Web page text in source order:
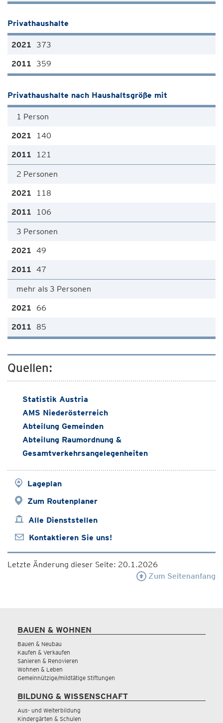
Privathaushalte
373
359
Privathaushalte nach Haushaltsgröße mit
1 Person
140
121
2 Personen
118
106
3 Personen
49
47
mehr als 3 Personen
66
85
Quellen:
Statistik Austria
AMS Niederösterreich
Abteilung Gemeinden
Abteilung Raumordnung &
Gesamtverkehrsangelegenheiten
Lageplan
Zum Routenplaner
Alle Dienststellen
Kontaktieren Sie uns!
Letzte Änderung dieser Seite: 20.1.2026
Zum Seitenanfang
BAUEN & WOHNEN
Bauen & Neubau
Kaufen & Verkaufen
Sanieren & Renovieren
Wohnen & Leben
Gemeinnützige/mildtätige Stiftungen
BILDUNG & WISSENSCHAFT
Aus- und Weiterbildung
Kindergärten & Schulen